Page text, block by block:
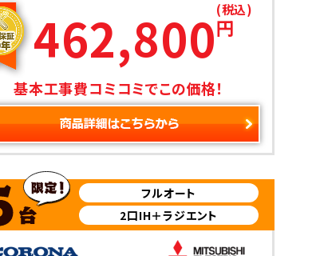
462,800円
(税込)
基本工事費コミコミでこの価格！
フルオート
2口IH＋ラジエント